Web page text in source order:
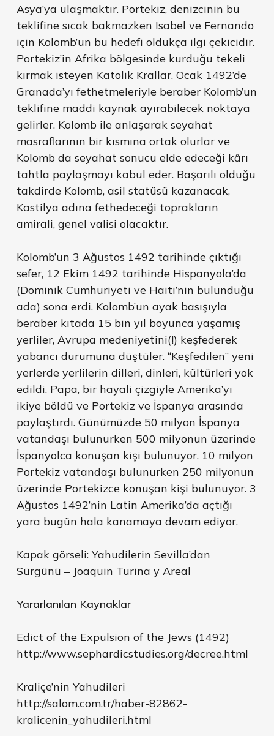
Asya’ya ulaşmaktır. Portekiz, denizcinin bu
teklifine sıcak bakmazken Isabel ve Fernando
için Kolomb’un bu hedefi oldukça ilgi çekicidir.
Portekiz’in Afrika bölgesinde kurduğu tekeli
kırmak isteyen Katolik Krallar, Ocak 1492’de
Granada’yı fethetmeleriyle beraber Kolomb’un
teklifine maddi kaynak ayırabilecek noktaya
gelirler. Kolomb ile anlaşarak seyahat
masraflarının bir kısmına ortak olurlar ve
Kolomb da seyahat sonucu elde edeceği kârı
tahtla paylaşmayı kabul eder. Başarılı olduğu
takdirde Kolomb, asil statüsü kazanacak,
Kastilya adına fethedeceği toprakların
amirali, genel valisi olacaktır.
Kolomb’un 3 Ağustos 1492 tarihinde çıktığı
sefer, 12 Ekim 1492 tarihinde Hispanyola’da
(Dominik Cumhuriyeti ve Haiti’nin bulunduğu
ada) sona erdi. Kolomb’un ayak basışıyla
beraber kıtada 15 bin yıl boyunca yaşamış
yerliler, Avrupa medeniyetini(!) keşfederek
yabancı durumuna düştüler. “Keşfedilen” yeni
yerlerde yerlilerin dilleri, dinleri, kültürleri yok
edildi. Papa, bir hayali çizgiyle Amerika’yı
ikiye böldü ve Portekiz ve İspanya arasında
paylaştırdı. Günümüzde 50 milyon İspanya
vatandaşı bulunurken 500 milyonun üzerinde
İspanyolca konuşan kişi bulunuyor. 10 milyon
Portekiz vatandaşı bulunurken 250 milyonun
üzerinde Portekizce konuşan kişi bulunuyor. 3
Ağustos 1492’nin Latin Amerika’da açtığı
yara bugün hala kanamaya devam ediyor.
Kapak görseli: Yahudilerin Sevilla’dan
Sürgünü – Joaquin Turina y Areal
Yararlanılan Kaynaklar
Edict of the Expulsion of the Jews (1492)
http://www.sephardicstudies.org/decree.html
Kraliçe’nin Yahudileri
http://salom.com.tr/haber-82862-
kralicenin_yahudileri.html